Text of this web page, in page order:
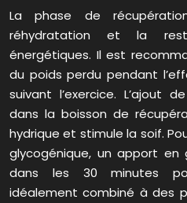
La phase de
réhydratation et la
énergétiques. Il est
du poids perdu pendant
suivant l’exercice. L’ajout
dans la boisson de
hydrique et stimule la soif.
glycogénique, un apport en
dans les 30 minutes
idéalement combiné à des